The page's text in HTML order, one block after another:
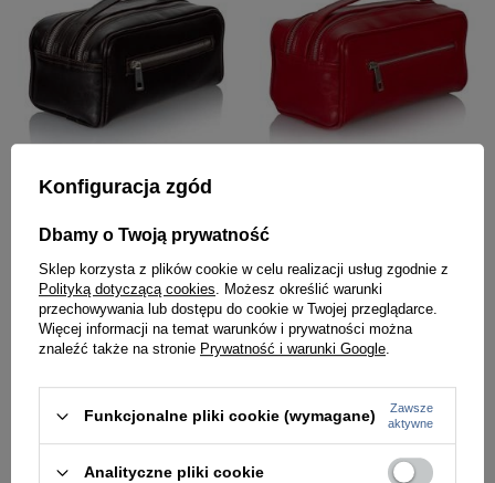
Kosmetyczka ze skóry naturalnej unisex Tizano KM2 podróżna z rączką czekoladowa
219,00 zł 219,00 zł
Konfiguracja zgód
Dbamy o Twoją prywatność
Sklep korzysta z plików cookie w celu realizacji usług zgodnie z
Polityką dotyczącą cookies. Możesz określić warunki
przechowywania lub dostępu do cookie w Twojej przeglądarce.
Więcej informacji na temat warunków i prywatności można
znaleźć także na stronie Prywatność i warunki Google.
Funkcjonalne pliki cookie (wymagane)
Zawsze
aktywne
Analityczne pliki cookie